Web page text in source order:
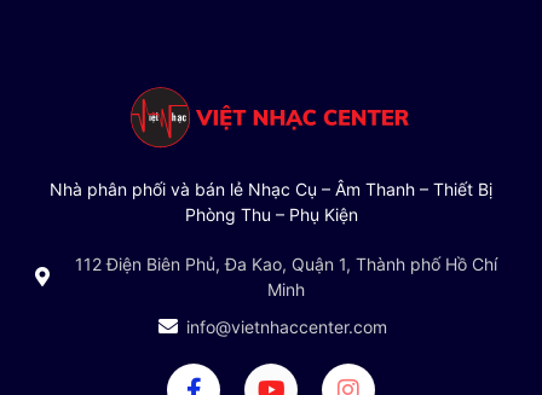
Nhà phân phối và bán lẻ Nhạc Cụ – Âm Thanh – Thiết Bị
Phòng Thu – Phụ Kiện
112 Điện Biên Phủ, Đa Kao, Quận 1, Thành phố Hồ Chí
Minh
info@vietnhaccenter.com